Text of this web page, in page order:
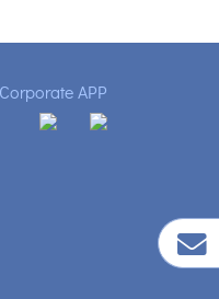
Corporate APP